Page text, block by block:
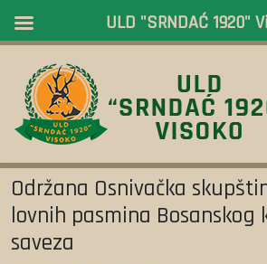
Održana Osnivačka
lovnih pasmina Bosanskog
saveza
ULD "SRNDAĆ 1920"